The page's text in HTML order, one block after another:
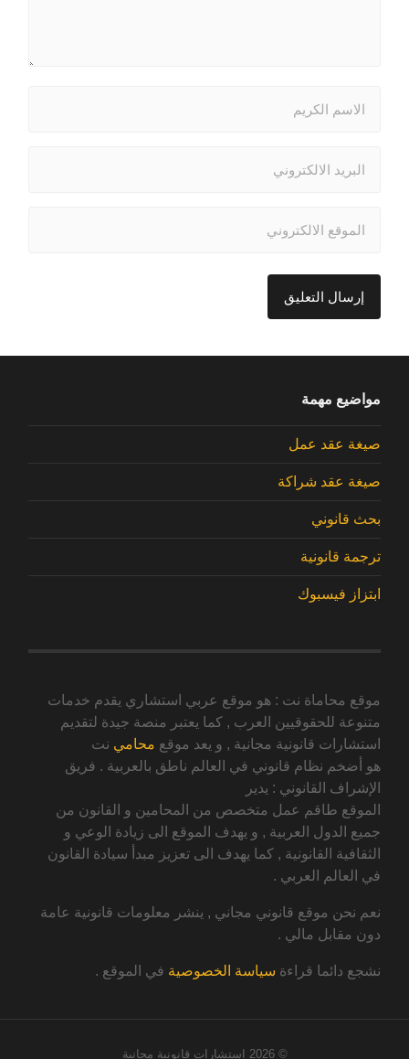
مواضيع مهمة
صيغة عقد عمل
صيغة عقد شراكة
بحث قانوني
ترجمة قانونية
ابتزاز فيسبوك
موقع محاماة نت : هو موقع عربي استشاري يقدم خدمات
متنوعة للحقوقيين العرب , كما يعتبر منصة جيدة لتقديم
استشارات قانونية مجانية , و يعد موقع محامي نت
هو أضخم نظام قانوني في العالم ناطق بالعربية . فريق
الإشراف القانوني : يدير
الموقع طاقم عمل متخصص من المحامين و القانون من
جميع الدول العربية , و يهدف الموقع الى زيادة الوعي و
الثقافية القانونية , كما يهدف الى تعزيز مبدأ سيادة القانون
في العالم العربي .
نعم نحن موقع قانوني مجاني , ينشر معلومات قانونية عامة
دون مقابل مالي .
نشجع دائما قراءة سياسة الخصوصية في الموقع .
© 2026 استشارات قانونية مجانية